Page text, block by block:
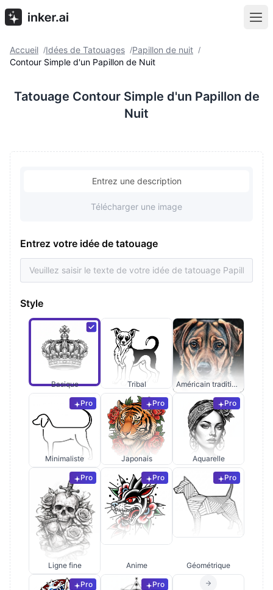
Accueil /Idées de Tatouages /Papillon de nuit /
Contour Simple d'un Papillon de Nuit
Tatouage Contour Simple d'un Papillon de
Nuit
Entrez une description
Télécharger une image
Entrez votre idée de tatouage
Style
Basique Tribal Américain traditionnel
Pro
Minimaliste
Pro
Japonais
Pro
Aquarelle
Pro
Ligne fine
Pro
Anime
Pro
Géométrique
Pro Pro